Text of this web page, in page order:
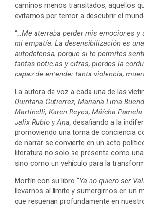
caminos menos transitados, aquellos
evitamos por temor a descubrir el
“…Me aterraba perder mis emociones y
mi empatía. La desensibilización es
autodefensa, porque si te permites
tantas noticias y cifras, pierdes la
capaz de entender tanta violencia,
La autora da voz a cada una de las
Quintana Gutierrez, Mariana Lima
Martinelli, Karen Reyes, Mäícha
Jalix Rubio y Ana, desafiando a la
promoviendo una toma de conciencia
de narrar se convierte en un acto
literatura no solo se presenta como
sino como un vehículo para la
Morfín con su libro “Ya no quiero ser
llevarnos al límite y sumergirnos en un
que resuenan profundamente en